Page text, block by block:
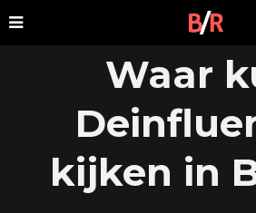
Waar
kijken in